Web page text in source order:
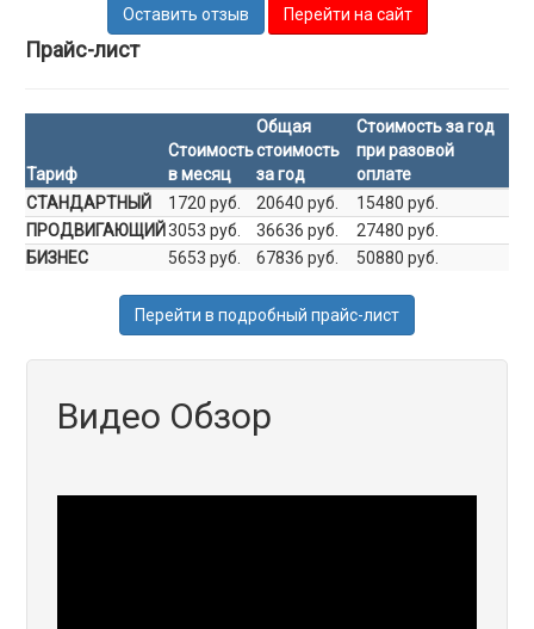
Оставить отзыв Перейти на сайт
Прайс-лист
Тариф
Стоимость
в месяц
Общая
стоимость
за год
Стоимость за год
при разовой
оплате
СТАНДАРТНЫЙ
1720 руб. 20640 руб.
15480 руб.
ПРОДВИГАЮЩИЙ 3053 руб. 36636 руб.
27480 руб.
БИЗНЕС
5653 руб. 67836 руб. 50880 руб.
Перейти в подробный прайс-лист
Видео Обзор